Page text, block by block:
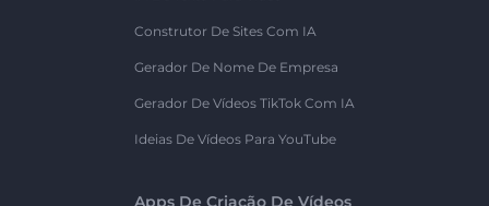
Construtor De Sites Com IA
Gerador De Nome De Empresa
Gerador De Vídeos TikTok Com IA
Ideias De Vídeos Para YouTube
Apps De Criação De Vídeos